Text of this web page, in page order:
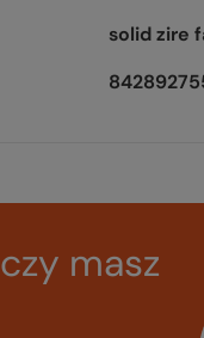
solid zire
czy masz